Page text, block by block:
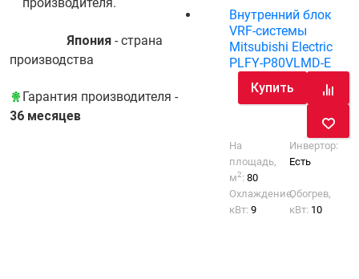
производителя.
Япония - cтрана
производства
Гарантия производителя -
36 месяцев
Внутренний блок
VRF-системы
Mitsubishi Electric
PLFY-P80VLMD-E
Купить
На
площадь,
м2:80
Инвертор:
Есть
Охлаждение,
кВт:9
Обогрев,
кВт: 10